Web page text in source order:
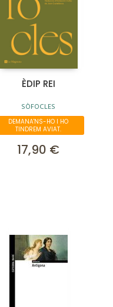
ÈDIP REI
SÒFOCLES
DEMANA'NS-HO I HO
TINDREM AVIAT.
17,90 €